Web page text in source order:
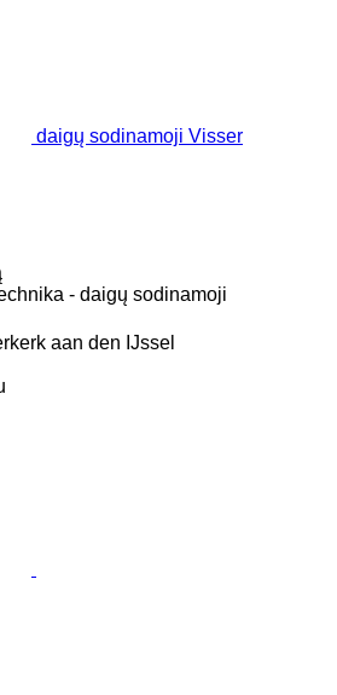
daigų sodinamoji Visser
- daigų sodinamoji
aan den IJssel